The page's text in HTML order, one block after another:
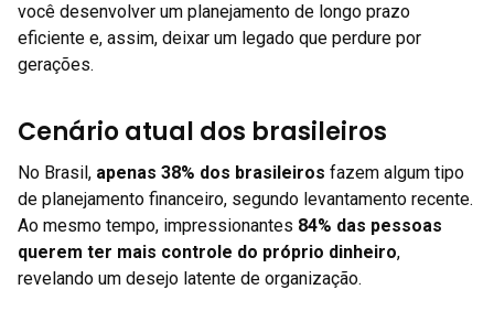
você desenvolver um planejamento de longo prazo
eficiente e, assim, deixar um legado que perdure por
gerações.
Cenário atual dos brasileiros
No Brasil, apenas 38% dos brasileiros fazem algum tipo
de planejamento financeiro, segundo levantamento recente.
Ao mesmo tempo, impressionantes 84% das pessoas
querem ter mais controle do próprio dinheiro,
revelando um desejo latente de organização.